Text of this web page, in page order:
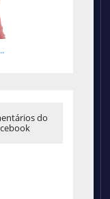
do